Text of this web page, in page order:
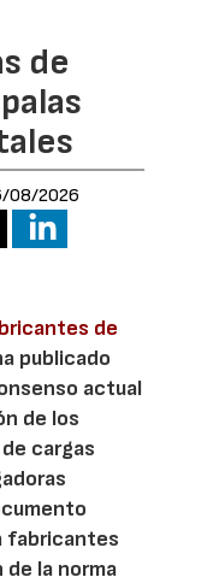
de
08/2026
de
publicado
actual
de los
cargas
fabricantes
la norma